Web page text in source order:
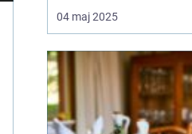
utvecklats långt bortom
traditionella sightseeing-
i popularitet är
temaresor, där resenärer
dyker djupare in i
specifika intress...
04 maj 2025